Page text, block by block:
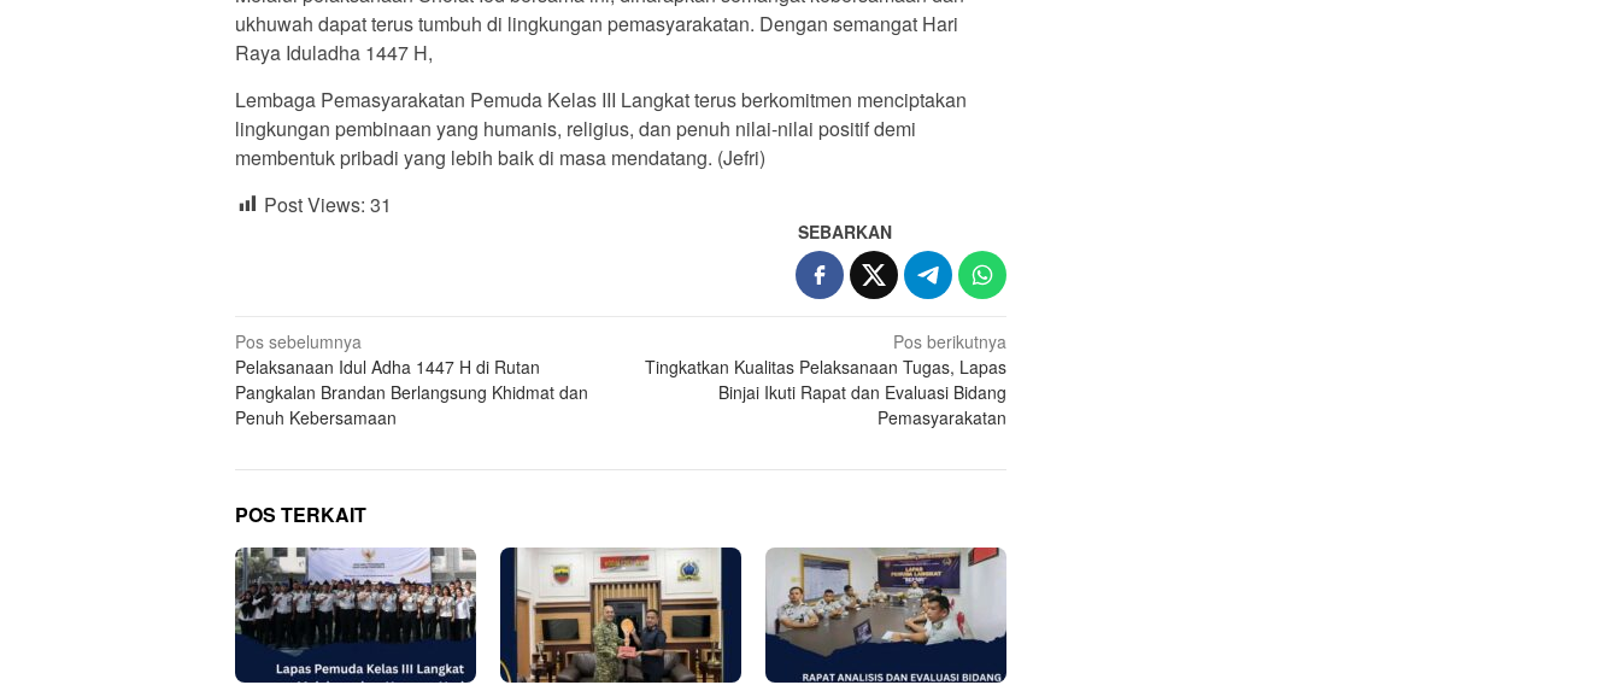
ukhuwah dapat terus tumbuh di lingkungan pemasyarakatan. Dengan semangat Hari
Raya Iduladha 1447 H,
Lembaga Pemasyarakatan Pemuda Kelas III Langkat terus berkomitmen menciptakan
lingkungan pembinaan yang humanis, religius, dan penuh nilai-nilai positif demi
membentuk pribadi yang lebih baik di masa mendatang. (Jefri)
Post Views: 31
SEBARKAN
Navigasi
pos
Pos sebelumnya
Pelaksanaan Idul Adha 1447 H di Rutan
Pangkalan Brandan Berlangsung Khidmat dan
Penuh Kebersamaan
Pos berikutnya
Tingkatkan Kualitas Pelaksanaan Tugas, Lapas
Binjai Ikuti Rapat dan Evaluasi Bidang
Pemasyarakatan
POS TERKAIT